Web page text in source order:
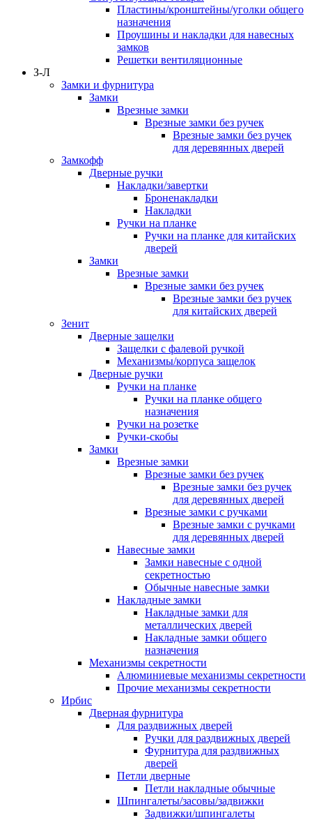
Пластины/кронштейны/уголки общего
назначения
Проушины и накладки для навесных
замков
Решетки вентиляционные
З-Л
Замки и фурнитура
Замки
Врезные замки
Врезные замки без ручек
Врезные замки без ручек
для деревянных дверей
Замкофф
Дверные ручки
Накладки/завертки
Броненакладки
Накладки
Ручки на планке
Ручки на планке для китайских
дверей
Замки
Врезные замки
Врезные замки без ручек
Врезные замки без ручек
для китайских дверей
Зенит
Дверные защелки
Защелки с фалевой ручкой
Механизмы/корпуса защелок
Дверные ручки
Ручки на планке
Ручки на планке общего
назначения
Ручки на розетке
Ручки-скобы
Замки
Врезные замки
Врезные замки без ручек
Врезные замки без ручек
для деревянных дверей
Врезные замки с ручками
Врезные замки с ручками
для деревянных дверей
Навесные замки
Замки навесные с одной
секретностью
Обычные навесные замки
Накладные замки
Накладные замки для
металлических дверей
Накладные замки общего
назначения
Механизмы секретности
Алюминиевые механизмы секретности
Прочие механизмы секретности
Ирбис
Дверная фурнитура
Для раздвижных дверей
Ручки для раздвижных дверей
Фурнитура для раздвижных
дверей
Петли дверные
Петли накладные обычные
Шпингалеты/засовы/задвижки
Задвижки/шпингалеты